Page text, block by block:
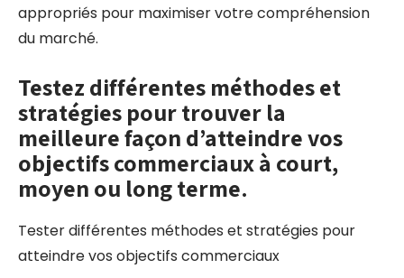
appropriés pour maximiser votre compréhension
du marché.
Testez différentes méthodes et
stratégies pour trouver la
meilleure façon d’atteindre vos
objectifs commerciaux à court,
moyen ou long terme.
Tester différentes méthodes et stratégies pour
atteindre vos objectifs commerciaux